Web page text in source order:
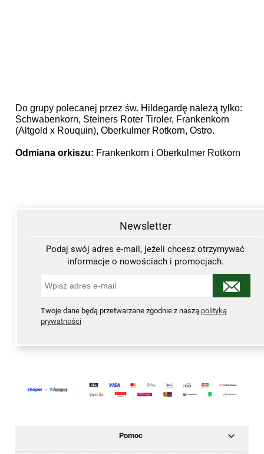
Do grupy polecanej przez św. Hildegardę należą tylko:
Schwabenkorn, Steiners Roter Tiroler, Frankenkorn
(Altgold x Rouquin), Oberkulmer Rotkorn, Ostro.
Odmiana orkiszu: Frankenkorn i Oberkulmer Rotkorn
Newsletter
Podaj swój adres e-mail, jeżeli chcesz otrzymywać
informacje o nowościach i promocjach.
Twoje dane będą przetwarzane zgodnie z naszą polityką
prywatności
Pomoc